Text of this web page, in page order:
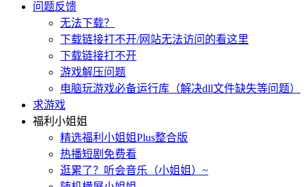
问题反馈
无法下载？
下载链接打不开/网站无法访问的看这里
下载链接打不开
游戏解压问题
电脑玩游戏必备运行库（解决dll文件缺失等问题）
求游戏
福利小姐姐
精选福利小姐姐Plus整合版
热播短剧免费看
逛累了？听会音乐（小姐姐）~